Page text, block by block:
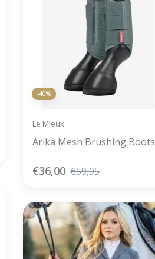
-40%
Le Mieux
Arika Mesh Brushing Boots
€36,00 €59,95